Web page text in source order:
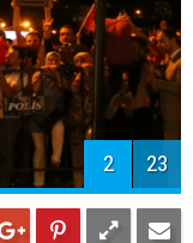
2 23